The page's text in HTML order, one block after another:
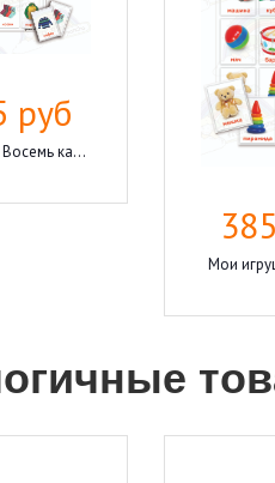
руб
ка...
Мои